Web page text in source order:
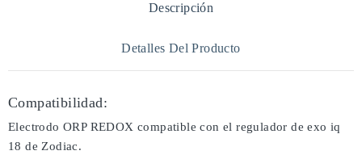
Descripción
Detalles Del Producto
Compatibilidad:
Electrodo ORP REDOX compatible con el regulador de exo iq
18 de Zodiac.